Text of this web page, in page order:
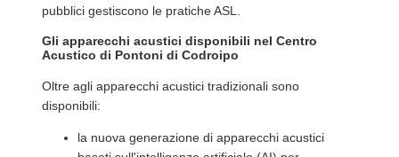
pubblici gestiscono le pratiche ASL.
Gli apparecchi acustici disponibili nel Centro
Acustico di Pontoni di Codroipo
Oltre agli apparecchi acustici tradizionali sono
disponibili:
la nuova generazione di apparecchi acustici